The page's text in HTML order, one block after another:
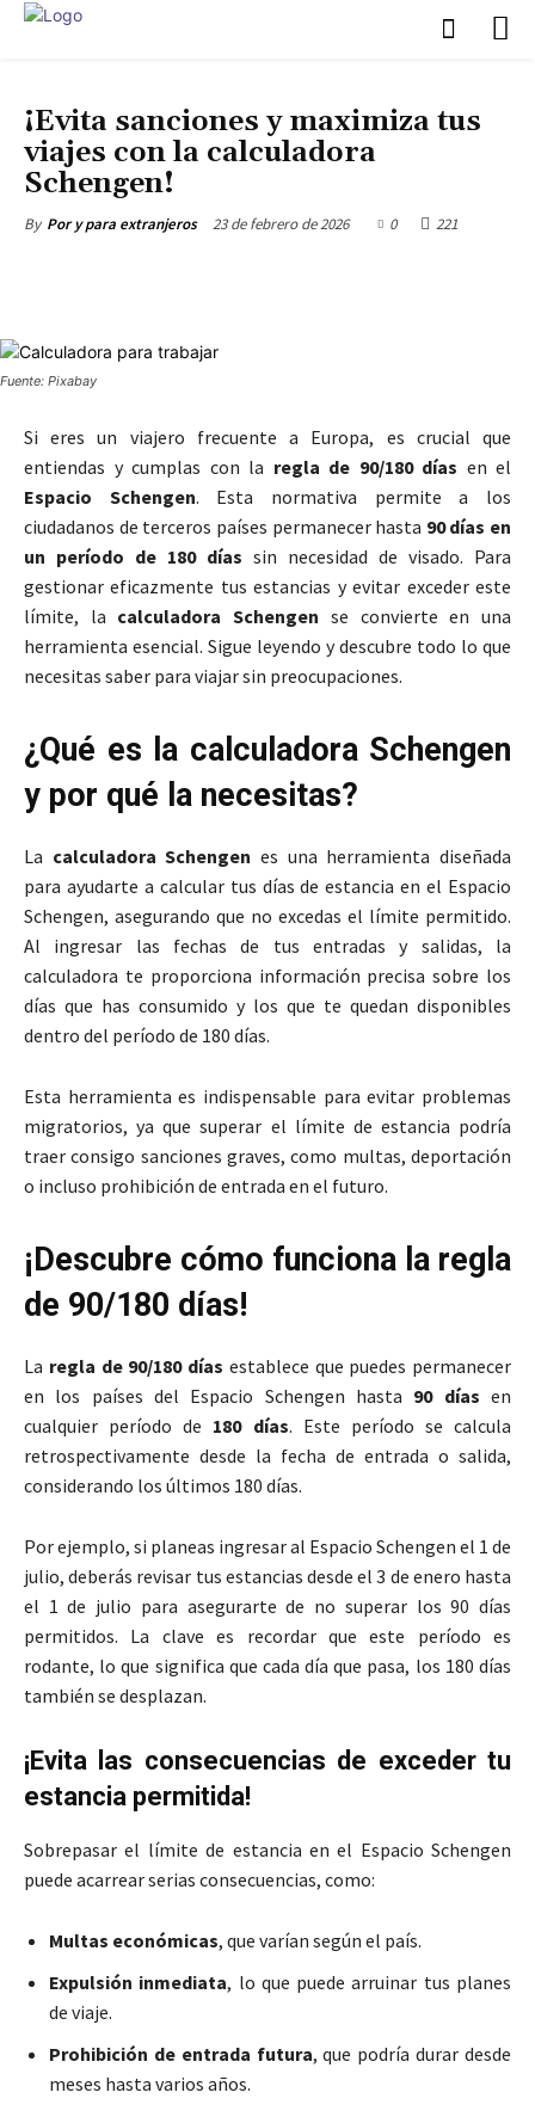
¡Evita sanciones y maximiza tus
viajes con la calculadora
Schengen!
By Por y para extranjeros 23 de febrero de 2026 0 221
Fuente: Pixabay
Si eres un viajero frecuente a Europa, es crucial que
entiendas y cumplas con la regla de 90/180 días en el
Espacio Schengen. Esta normativa permite a los
ciudadanos de terceros países permanecer hasta 90 días en
un período de 180 días sin necesidad de visado. Para
gestionar eficazmente tus estancias y evitar exceder este
límite, la calculadora Schengen se convierte en una
herramienta esencial. Sigue leyendo y descubre todo lo que
necesitas saber para viajar sin preocupaciones.
¿Qué es la calculadora Schengen
y por qué la necesitas?
La calculadora Schengen es una herramienta diseñada
para ayudarte a calcular tus días de estancia en el Espacio
Schengen, asegurando que no excedas el límite permitido.
Al ingresar las fechas de tus entradas y salidas, la
calculadora te proporciona información precisa sobre los
días que has consumido y los que te quedan disponibles
dentro del período de 180 días.
Esta herramienta es indispensable para evitar problemas
migratorios, ya que superar el límite de estancia podría
traer consigo sanciones graves, como multas, deportación
o incluso prohibición de entrada en el futuro.
¡Descubre cómo funciona la regla
de 90/180 días!
La regla de 90/180 días establece que puedes permanecer
en los países del Espacio Schengen hasta 90 días en
cualquier período de 180 días. Este período se calcula
retrospectivamente desde la fecha de entrada o salida,
considerando los últimos 180 días.
Por ejemplo, si planeas ingresar al Espacio Schengen el 1 de
julio, deberás revisar tus estancias desde el 3 de enero hasta
el 1 de julio para asegurarte de no superar los 90 días
permitidos. La clave es recordar que este período es
rodante, lo que significa que cada día que pasa, los 180 días
también se desplazan.
¡Evita las consecuencias de exceder tu
estancia permitida!
Sobrepasar el límite de estancia en el Espacio Schengen
puede acarrear serias consecuencias, como:
Multas económicas, que varían según el país.
Expulsión inmediata, lo que puede arruinar tus planes
de viaje.
Prohibición de entrada futura, que podría durar desde
meses hasta varios años.